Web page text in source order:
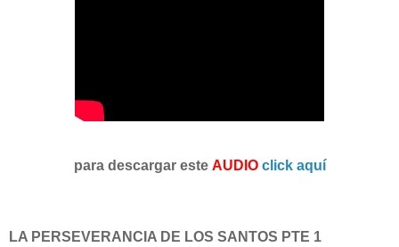
para descargar este AUDIO click aquí
LA PERSEVERANCIA DE LOS SANTOS PTE 1